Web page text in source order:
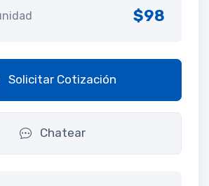
$98
Solicitar Cotización
Chatear